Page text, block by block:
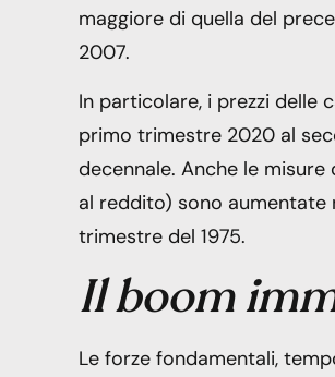
maggiore di quella del
2007.
In particolare, i prezzi delle
primo trimestre 2020 al
decennale. Anche le
al reddito) sono aumentate
trimestre del 1975.
Il boom
Le forze fondamentali,